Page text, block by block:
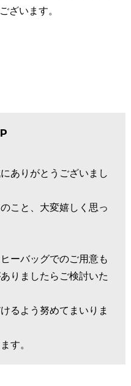
ざいます。
ありがとうございまし
こと、大変嬉しく思っ
ーバッグでのご用意も
りましたらご検討いた
るよう努めてまいりま
す。